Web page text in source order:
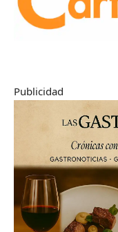
Publicidad